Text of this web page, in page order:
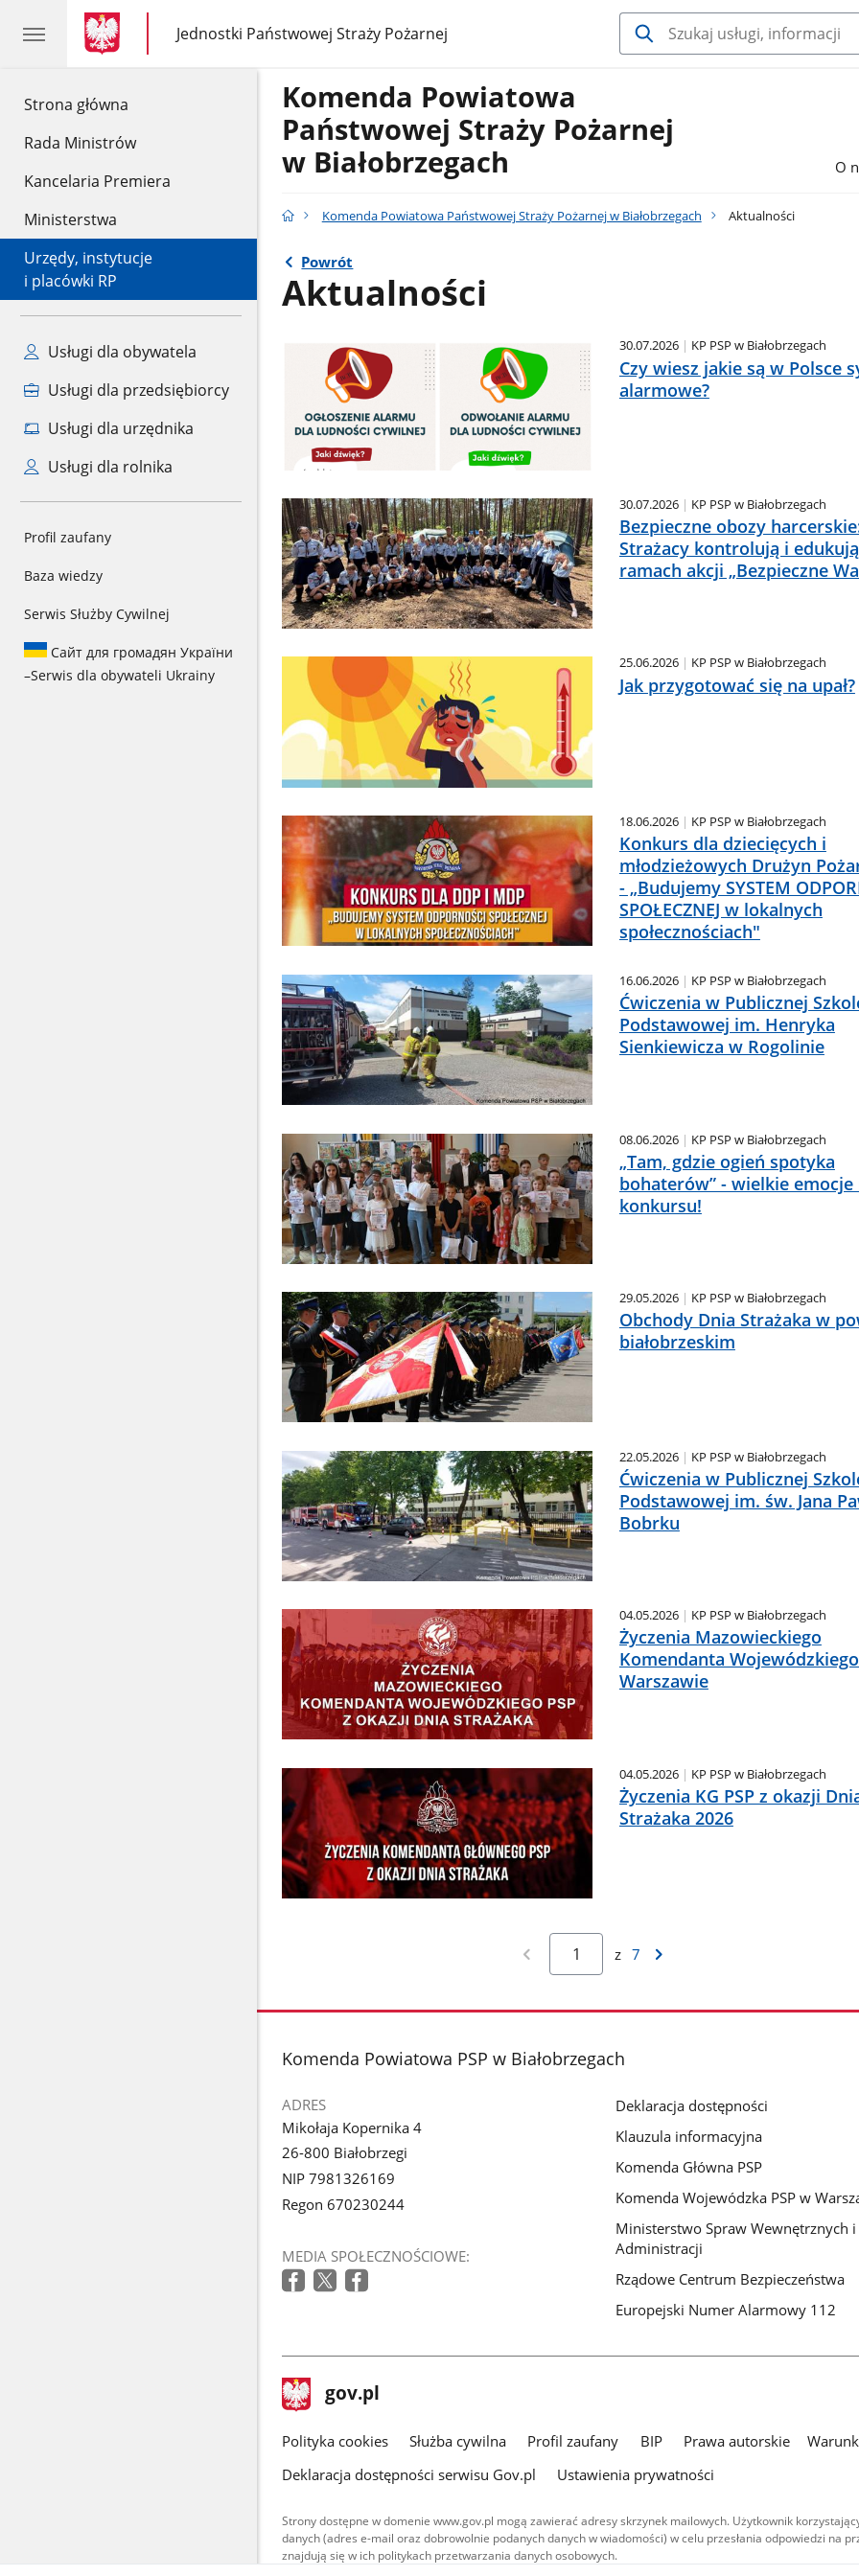
Strona główna
Rada Ministrów
Kancelaria Premiera
Ministerstwa
Urzędy, instytucje
i placówki RP
Usługi dla obywatela
Usługi dla przedsiębiorcy
Usługi dla urzędnika
Usługi dla rolnika
Profil zaufany
Baza wiedzy
Serwis Służby Cywilnej
Сайт для громадян України
–Serwis dla obywateli Ukrainy
gov.pl
gov.pl
Jednostki Państwowej Straży Pożarnej
gov.pl
Jednostki
Państwowej
Komenda Powiatowa
Państwowej Straży Pożarnej
w Białobrzegach
O
Komenda Powiatowa Państwowej Straży Pożarnej w Białobrzegach Aktualności
Powrót
Aktualności
30.07.2026 KP PSP w Białobrzegach
Czy wiesz jakie są w Polsce
alarmowe?
30.07.2026 KP PSP w Białobrzegach
Bezpieczne obozy
Strażacy kontrolują i
ramach akcji „Bezpieczne
25.06.2026 KP PSP w Białobrzegach
Jak przygotować się na upał?
18.06.2026 KP PSP w Białobrzegach
Konkurs dla dziecięcych i
młodzieżowych Drużyn
- „Budujemy SYSTEM
SPOŁECZNEJ w lokalnych
społecznościach"
16.06.2026 KP PSP w Białobrzegach
Ćwiczenia w Publicznej
Podstawowej im. Henryka
Sienkiewicza w Rogolinie
08.06.2026 KP PSP w Białobrzegach
„Tam, gdzie ogień spotyka
bohaterów” - wielkie
konkursu!
29.05.2026 KP PSP w Białobrzegach
Obchody Dnia Strażaka w
białobrzeskim
22.05.2026 KP PSP w Białobrzegach
Ćwiczenia w Publicznej
Podstawowej im. św. Jana
Bobrku
04.05.2026 KP PSP w Białobrzegach
Życzenia Mazowieckiego
Komendanta
Warszawie
04.05.2026 KP PSP w Białobrzegach
Życzenia KG PSP z okazji
Strażaka 2026
z 7
stopka
Komenda Powiatowa PSP w Białobrzegach
ADRES
Mikołaja Kopernika 4
26-800 Białobrzegi
NIP 7981326169
Regon 670230244
MEDIA SPOŁECZNOŚCIOWE:
Deklaracja dostępności
Klauzula informacyjna
Komenda Główna PSP
Komenda Wojewódzka PSP w
Ministerstwo Spraw Wewnętrznych i
Administracji
Rządowe Centrum Bezpieczeństwa
Europejski Numer Alarmowy 112
stopka
gov.pl Strona
gov.pl
gov.pl
Polityka cookies Służba cywilna Profil zaufany BIP Prawa autorskie
Deklaracja dostępności serwisu Gov.pl
Ustawienia prywatności
Strony dostępne w domenie www.gov.pl mogą zawierać adresy skrzynek mailowych. Użytkownik
danych (adres e-mail oraz dobrowolnie podanych danych w wiadomości) w celu przesłania odpowiedzi na
znajdują się w ich politykach przetwarzania danych osobowych.